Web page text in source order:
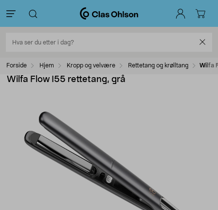
Forside Hjem Kropp og velvære Rettetang og krølltang Wilfa
Wilfa Flow I55 rettetang, grå